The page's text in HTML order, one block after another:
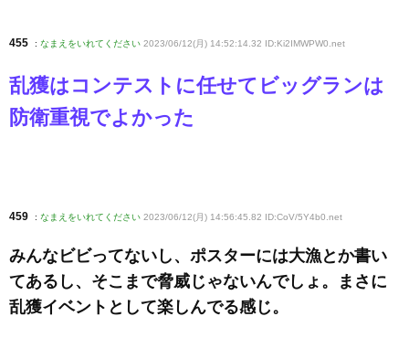
455 : なまえをいれてください 2023/06/12(月) 14:52:14.32 ID:Ki2IMWPW0 .net
乱獲はコンテストに任せてビッグランは
防衛重視でよかった
459 : なまえをいれてください 2023/06/12(月) 14:56:45.82 ID:CoV/5Y4b0 .net
みんなビビってないし、ポスターには大漁とか書い
てあるし、そこまで脅威じゃないんでしょ。まさに
乱獲イベントとして楽しんでる感じ。